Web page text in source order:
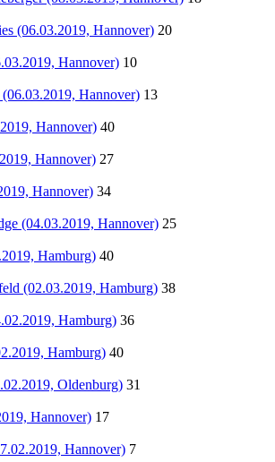
(06.03.2019, Hannover) 20
Hannover) 10
Hannover) 13
Hannover) 40
Hannover) 27
Hannover) 34
(04.03.2019, Hannover) 25
Hamburg) 40
(02.03.2019, Hamburg) 38
Hamburg) 36
Hamburg) 40
Oldenburg) 31
Hannover) 17
Hannover) 7